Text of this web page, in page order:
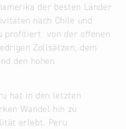
der besten Länder
nach Chile und
profitiert von der offenen
Zollsätzen, dem
den hohen
hat in den letzten
Wandel hin zu
erlebt. Peru